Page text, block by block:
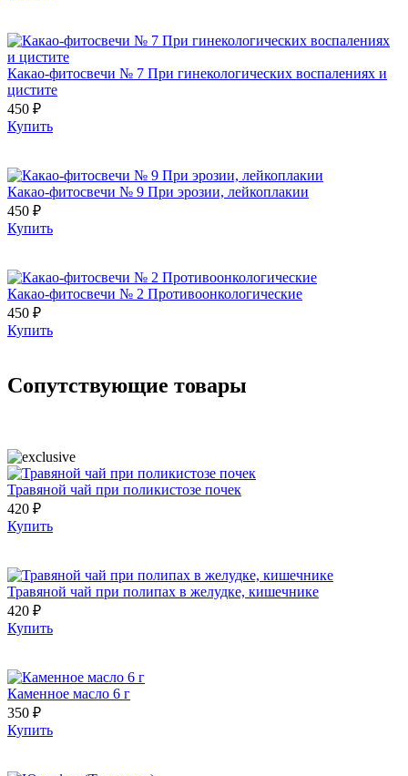
Какао-фитосвечи № 7 При гинекологических воспалениях и
цистите
450 ₽
Купить
Какао-фитосвечи № 9 При эрозии, лейкоплакии
450 ₽
Купить
Какао-фитосвечи № 2 Противоонкологические
450 ₽
Купить
Сопутствующие товары
Травяной чай при поликистозе почек
420 ₽
Купить
Травяной чай при полипах в желудке, кишечнике
420 ₽
Купить
Каменное масло 6 г
350 ₽
Купить